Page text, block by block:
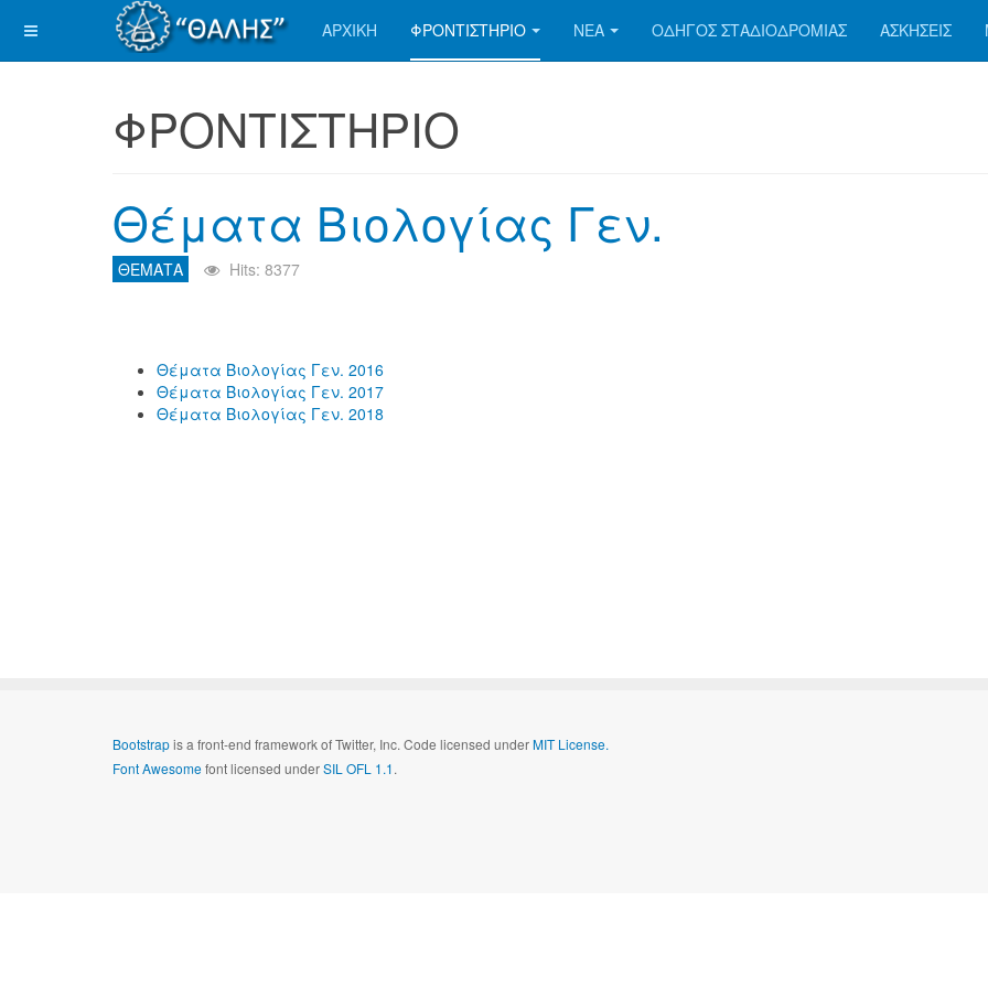
ΑΡΧΙΚΗ ΦΡΟΝΤΙΣΤΗΡΙΟ ΝΕΑ ΟΔΗΓΟΣ ΣΤΑΔΙΟΔΡΟΜΙΑΣ ΑΣΚΗΣΕΙΣ
ΦΡΟΝΤΙΣΤΗΡΙΟ
Θέματα Βιολογίας Γεν.
ΘΕΜΑΤΑ Hits: 8377
Θέματα Βιολογίας Γεν. 2016
Θέματα Βιολογίας Γεν. 2017
Θέματα Βιολογίας Γεν. 2018
Bootstrapis a front-end framework of Twitter, Inc. Code licensed underMIT License.
Font Awesomefont licensed underSIL OFL 1.1.